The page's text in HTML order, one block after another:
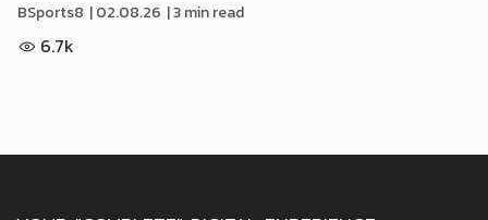
BSports8 |02.08.26 | 3 min read
6.7k